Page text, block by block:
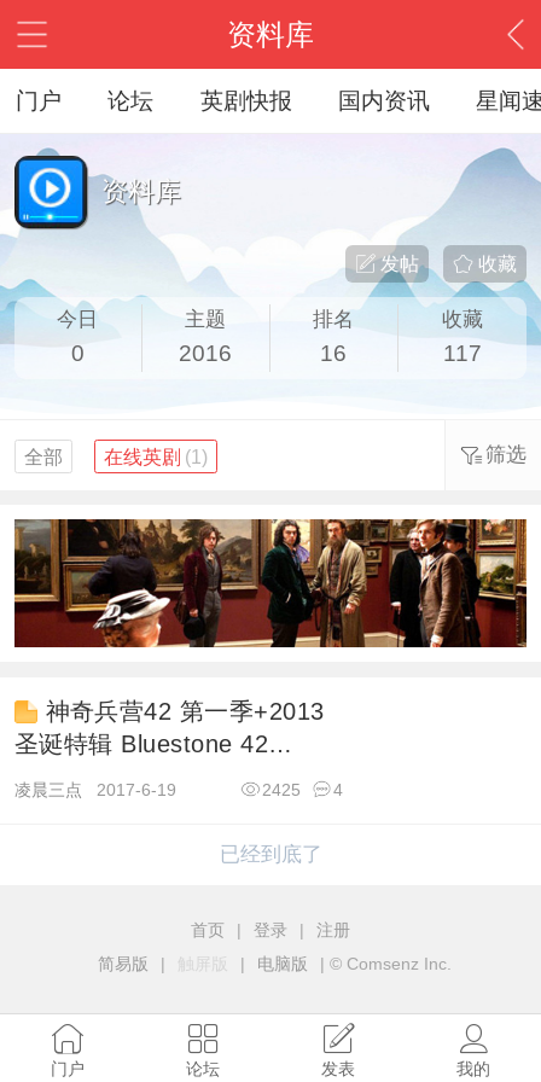
资料库
门户 论坛 英剧快报 国内资讯 星闻
资料库
收藏
发帖
今日
0
主题
2016
排名
16
收藏
117
全部 在线英剧 (1) 筛选
神奇兵营42 第一季+2013
圣诞特辑 Bluestone 42
Season 1
凌晨三点 2017-6-19 4
2425
已经到底了
首页 | 登录 |
注册
简易版
| 触屏版 | 电脑版 | © Comsenz Inc.
门户 论坛 发表 我的